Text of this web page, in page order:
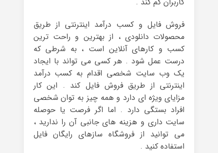
فروش فایل و کسب درآمد اینترنتی از طریق
محصولات دانلودی ، از بهترین و راحت ترین
کسب و کارهای آنلاین است ، به شرطی که
درست عمل شود . هر کسی می تواند با ایجاد
یک وب سایت شخصی اقدام به کسب درآمد
اینترنتی از طریق فروش فایل کند . این کار
مزایای ویژه ای دارد و همه چیز به توان شخصی
افراد بستگی دارد . اما اگر فرصت یا حوصله
سایت داری و هزینه های جانبی آن را ندارید ،
می توانید از فروشگاه سازهای رایگان فایل
استفاده کنید .